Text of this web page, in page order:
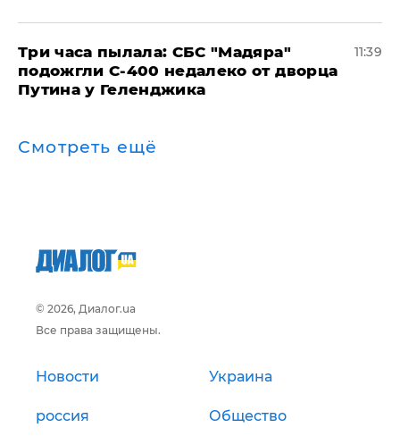
Три часа пылала: СБС "Мадяра"
подожгли С-400 недалеко от дворца
Путина у Геленджика
11:39
Смотреть ещё
© 2026, Диалог.ua
Все права защищены.
Новости Украина
россия Общество